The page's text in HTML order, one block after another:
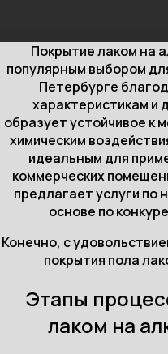
Покрытие лаком на
популярным выбором
Петербурге
характеристикам и
образует устойчивое к
химическим
идеальным для
коммерческих
предлагает услуги по
основе по
Конечно, с
покрытия пола
Этапы
лаком на